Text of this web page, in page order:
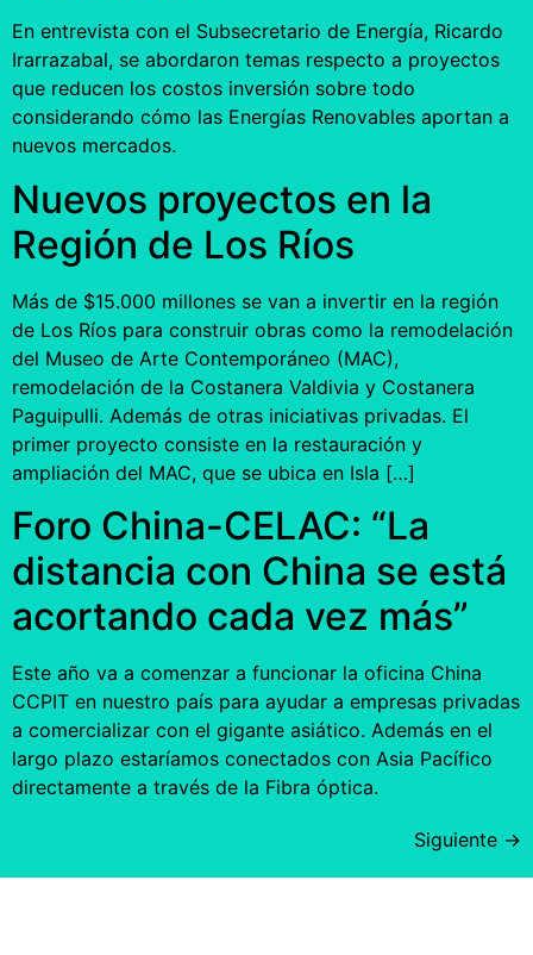
En entrevista con el Subsecretario de Energía, Ricardo
Irarrazabal, se abordaron temas respecto a proyectos
que reducen los costos inversión sobre todo
considerando cómo las Energías Renovables aportan a
nuevos mercados.
Nuevos proyectos en la
Región de Los Ríos
Más de $15.000 millones se van a invertir en la región
de Los Ríos para construir obras como la remodelación
del Museo de Arte Contemporáneo (MAC),
remodelación de la Costanera Valdivia y Costanera
Paguipulli. Además de otras iniciativas privadas. El
primer proyecto consiste en la restauración y
ampliación del MAC, que se ubica en Isla […]
Foro China-CELAC: “La
distancia con China se está
acortando cada vez más”
Este año va a comenzar a funcionar la oficina China
CCPIT en nuestro país para ayudar a empresas privadas
a comercializar con el gigante asiático. Además en el
largo plazo estaríamos conectados con Asia Pacífico
directamente a través de la Fibra óptica.
Siguiente →